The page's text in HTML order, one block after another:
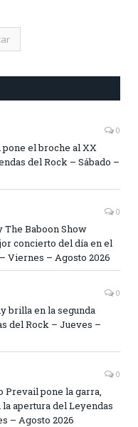
0
el broche al XX
del Rock – Sábado –
0
The Baboon Show
concierto del día en el
Viernes – Agosto 2026
0
brilla en la segunda
del Rock – Jueves –
0
Prevail pone la garra,
la apertura del Leyendas
– Agosto 2026